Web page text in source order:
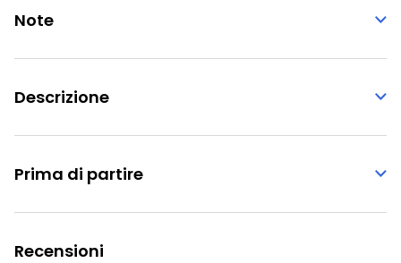
Note
Descrizione
Prima di partire
Recensioni